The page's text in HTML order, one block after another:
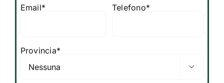
Email* Telefono*
Provincia*
